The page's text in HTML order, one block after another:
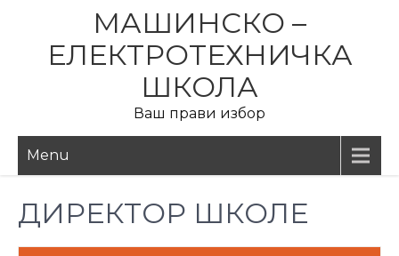
content
МАШИНСКО –
ЕЛЕКТРОТЕХНИЧКА
ШКОЛА
Ваш прави избор
Menu
ДИРЕКТОР ШКОЛЕ